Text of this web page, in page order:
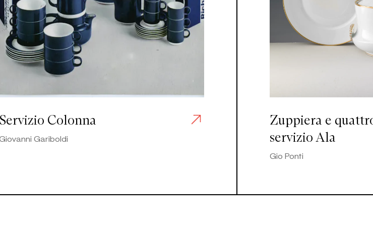
Servizio Colonna
Gariboldi
Zuppiera e
servizio Ala
Gio Ponti